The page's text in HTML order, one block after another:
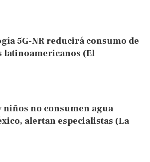
5G-NR reducirá consumo de
latinoamericanos (El
niños no consumen agua
alertan especialistas (La